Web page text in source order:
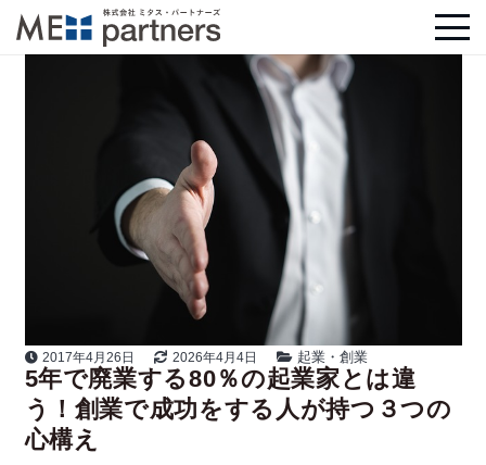
2017年4月26日 2026年4月4日 起業・創業
5年で廃業する80％の起業家とは違
う！創業で成功をする人が持つ３つの
心構え